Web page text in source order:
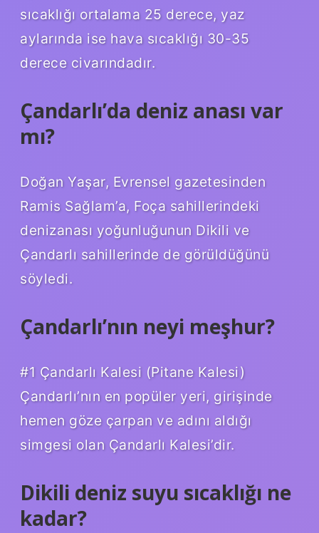
sıcaklığı ortalama 25 derece, yaz
aylarında ise hava sıcaklığı 30-35
derece civarındadır.
Çandarlı’da deniz anası var
mı?
Doğan Yaşar, Evrensel gazetesinden
Ramis Sağlam’a, Foça sahillerindeki
denizanası yoğunluğunun Dikili ve
Çandarlı sahillerinde de görüldüğünü
söyledi.
Çandarlı’nın neyi meşhur?
#1 Çandarlı Kalesi (Pitane Kalesi)
Çandarlı’nın en popüler yeri, girişinde
hemen göze çarpan ve adını aldığı
simgesi olan Çandarlı Kalesi’dir.
Dikili deniz suyu sıcaklığı ne
kadar?